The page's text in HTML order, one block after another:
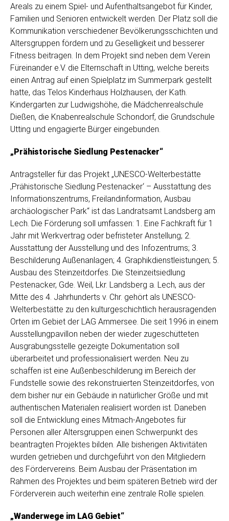
Areals zu einem Spiel- und Aufenthaltsangebot für Kinder,
Familien und Senioren entwickelt werden. Der Platz soll die
Kommunikation verschiedener Bevölkerungsschichten und
Altersgruppen fördern und zu Geselligkeit und besserer
Fitness beitragen. In dem Projekt sind neben dem Verein
Füreinander e.V. die Elternschaft in Utting, welche bereits
einen Antrag auf einen Spielplatz im Summerpark gestellt
hatte, das Telos Kinderhaus Holzhausen, der Kath.
Kindergarten zur Ludwigshöhe, die Mädchenrealschule
Dießen, die Knabenrealschule Schondorf, die Grundschule
Utting und engagierte Bürger eingebunden.
„Prähistorische Siedlung Pestenacker“
Antragsteller für das Projekt „UNESCO-Welterbestätte
‚Prähistorische Siedlung Pestenacker‘ – Ausstattung des
Informationszentrums, Freilandinformation, Ausbau
archäologischer Park“ ist das Landratsamt Landsberg am
Lech. Die Förderung soll umfassen: 1. Eine Fachkraft für 1
Jahr mit Werkvertrag oder befristeter Anstellung; 2.
Ausstattung der Ausstellung und des Infozentrums; 3.
Beschilderung Außenanlagen; 4. Graphikdienstleistungen; 5.
Ausbau des Steinzeitdorfes. Die Steinzeitsiedlung
Pestenacker, Gde. Weil, Lkr. Landsberg a. Lech, aus der
Mitte des 4. Jahrhunderts v. Chr. gehört als UNESCO-
Welterbestätte zu den kulturgeschichtlich herausragenden
Orten im Gebiet der LAG Ammersee. Die seit 1996 in einem
Ausstellungpavillon neben der wieder zugeschütteten
Ausgrabungsstelle gezeigte Dokumentation soll
überarbeitet und professionalisiert werden. Neu zu
schaffen ist eine Außenbeschilderung im Bereich der
Fundstelle sowie des rekonstruierten Steinzeitdorfes, von
dem bisher nur ein Gebäude in natürlicher Größe und mit
authentischen Materialen realisiert worden ist. Daneben
soll die Entwicklung eines Mitmach-Angebotes für
Personen aller Altersgruppen einen Schwerpunkt des
beantragten Projektes bilden. Alle bisherigen Aktivitäten
wurden getrieben und durchgeführt von den Mitgliedern
des Fördervereins. Beim Ausbau der Präsentation im
Rahmen des Projektes und beim späteren Betrieb wird der
Förderverein auch weiterhin eine zentrale Rolle spielen.
„Wanderwege im LAG Gebiet“